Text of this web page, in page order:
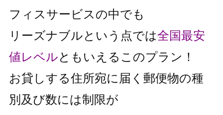
フィスサービスの中でも
リーズナブルという点では全国最安
値レベルと もいえるこのプラン！
お貸しする住所宛に届く郵便物の種
別及び数には制限が